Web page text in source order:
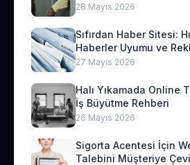
28 Mayıs 2026
Sıfırdan Haber Sitesi:
Haberler Uyumu ve
27 Mayıs 2026
Halı Yıkamada Online
İş Büyütme Rehberi
26 Mayıs 2026
Sigorta Acentesi İçin
Talebini Müşteriye